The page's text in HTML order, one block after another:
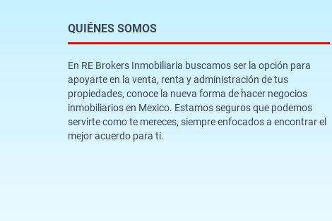
QUIÉNES SOMOS
En RE Brokers Inmobiliaria buscamos ser la opción para
apoyarte en la venta, renta y administración de tus
propiedades, conoce la nueva forma de hacer negocios
inmobiliarios en Mexico. Estamos seguros que podemos
servirte como te mereces, siempre enfocados a encontrar el
mejor acuerdo para ti.